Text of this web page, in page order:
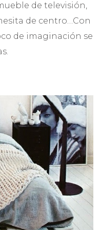
de televisión,
de centro…Con
de imaginación se